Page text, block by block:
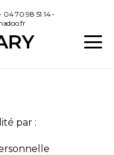
70 98 51 14 -
par :